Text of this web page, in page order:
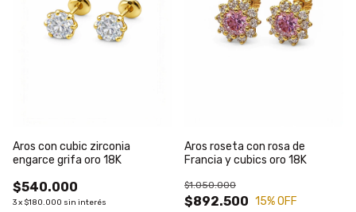
Aros con cubic zirconia
engarce grifa oro 18K
$540.000
3x $180.000 sin interés
Aros roseta con rosa de
Francia y cubics oro 18K
$892.500
$1.050.000
15% OFF